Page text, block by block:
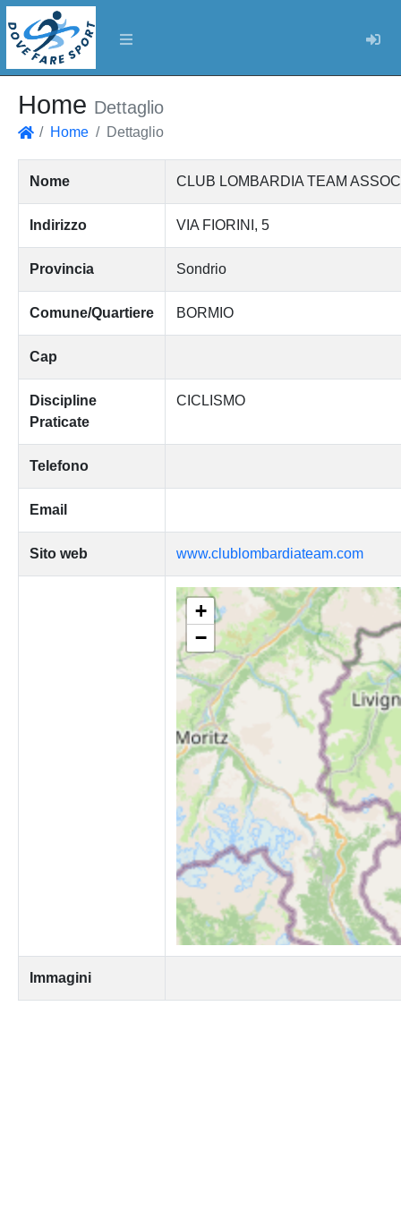
Home Dettaglio
Home Dettaglio
Nome CLUB LOMBARDIA TEAM
Indirizzo VIA FIORINI, 5
Provincia Sondrio
Comune/Quartiere BORMIO
Cap
Discipline
Praticate
CICLISMO
Telefono
Email
Sito web www.clublombardiateam.com
+
−
Immagini